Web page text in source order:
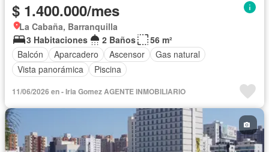
$ 1.400.000/mes
La Cabaña, Barranquilla
3 Habitaciones
2 Baños
56 m²
Balcón
Aparcadero Ascensor
Gas natural
Vista panorámica
Piscina
11/06/2026 en - Iria Gomez AGENTE INMOBILIARIO